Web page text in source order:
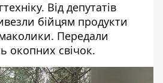
Від депутатів
бійцям продукти
Передали
окопних свічок.